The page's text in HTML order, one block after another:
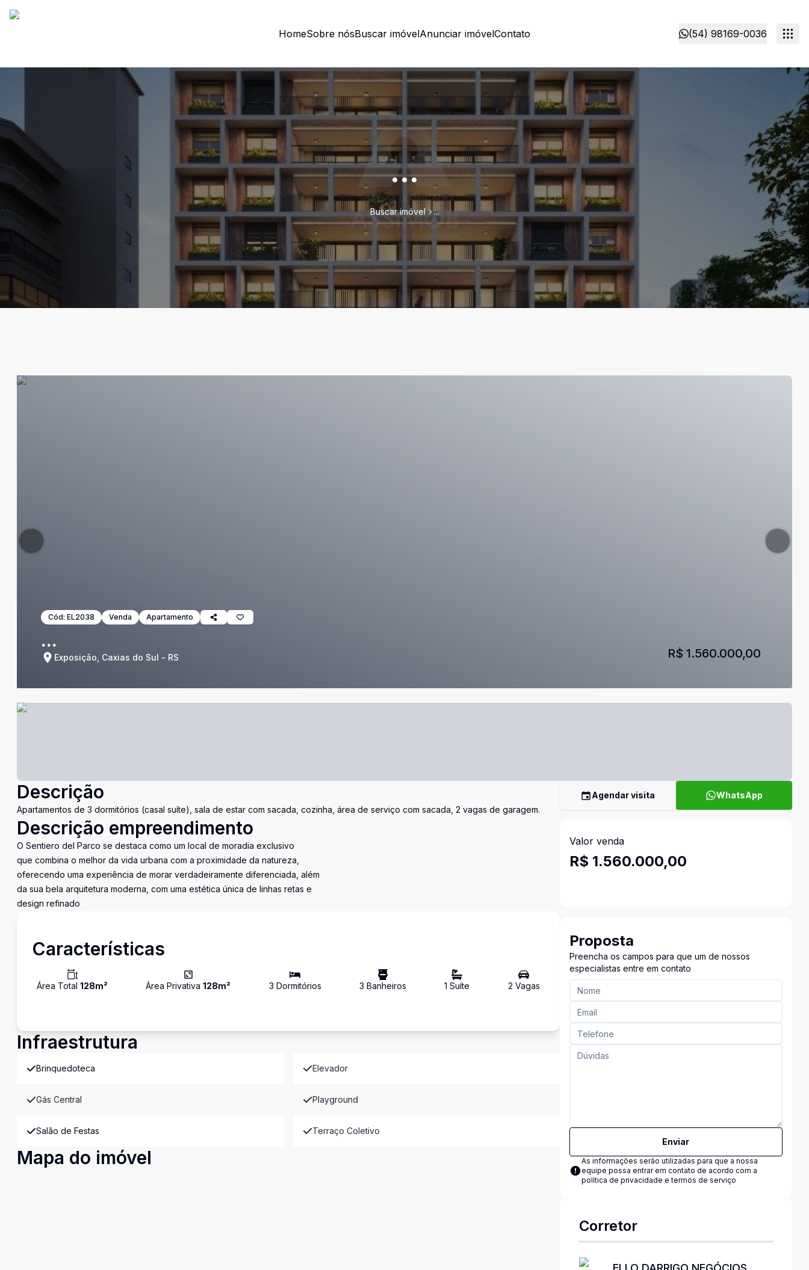
HomeSobre nósBuscar imóvelAnunciar imóvelContato (54) 98169-0036
...
Buscar imóvel ...
Cód: EL2038 Venda Apartamento
...
Exposição, Caxias do Sul - RS R$ 1.560.000,00
Descrição
Apartamentos de 3 dormitórios (casal suíte), sala de estar com sacada, cozinha, área de serviço com sacada, 2 vagas de garagem.
Descrição empreendimento
O Sentiero del Parco se destaca como um local de moradia exclusivo
que combina o melhor da vida urbana com a proximidade da natureza,
oferecendo uma experiência de morar verdadeiramente diferenciada, além
da sua bela arquitetura moderna, com uma estética única de linhas retas e
design refinado
Características
Área Total 128m² Área Privativa128m² 3 Dormitórios 3 Banheiros 1 Suíte 2 Vagas
Infraestrutura
Brinquedoteca Elevador
Gás Central Playground
Salão de Festas Terraço Coletivo
Mapa do imóvel
Agendar visita WhatsApp
Valor venda
R$ 1.560.000,00
Proposta
Preencha os campos para que um de nossos
especialistas entre em contato
Enviar
As informações serão utilizadas para que a nossa
equipe possa entrar em contato de acordo com a
política de privacidade e termos de serviço
Corretor